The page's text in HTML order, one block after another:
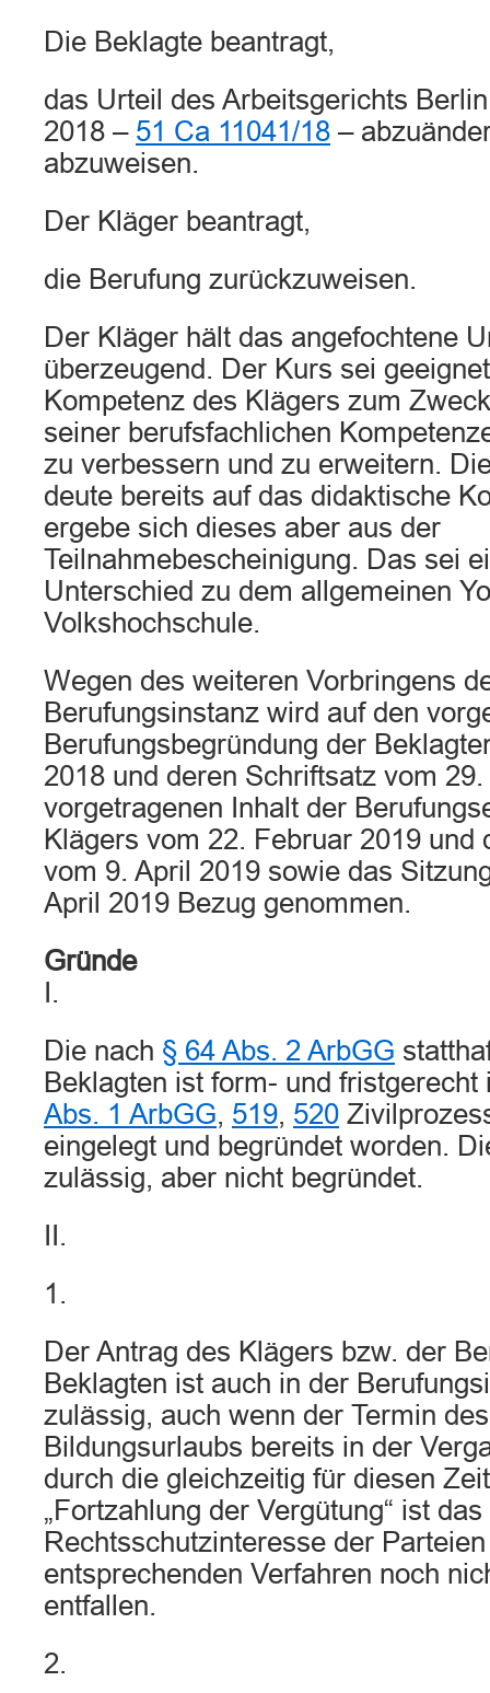
Die Beklagte beantragt,
das Urteil des Arbeitsgerichts
2018 – 51 Ca 11041/18 –
abzuweisen.
Der Kläger beantragt,
die Berufung zurückzuweisen.
Der Kläger hält das angefochtene
überzeugend. Der Kurs sei
Kompetenz des Klägers zum
seiner berufsfachlichen
zu verbessern und zu erweitern.
deute bereits auf das didaktische
ergebe sich dieses aber aus der
Teilnahmebescheinigung. Das sei
Unterschied zu dem allgemeinen
Volkshochschule.
Wegen des weiteren Vorbringens
Berufungsinstanz wird auf den
Berufungsbegründung der
2018 und deren Schriftsatz vom
vorgetragenen Inhalt der
Klägers vom 22. Februar 2019 und
vom 9. April 2019 sowie das
April 2019 Bezug genommen.
Gründe
I.
Die nach § 64 Abs. 2 ArbGG
Beklagten ist form- und
Abs. 1 ArbGG, 519, 520
eingelegt und begründet worden.
zulässig, aber nicht begründet.
II.
1.
Der Antrag des Klägers bzw. der
Beklagten ist auch in der
zulässig, auch wenn der Termin
Bildungsurlaubs bereits in der
durch die gleichzeitig für diesen
„Fortzahlung der Vergütung“ ist das
Rechtsschutzinteresse der
entsprechenden Verfahren noch
entfallen.
2.